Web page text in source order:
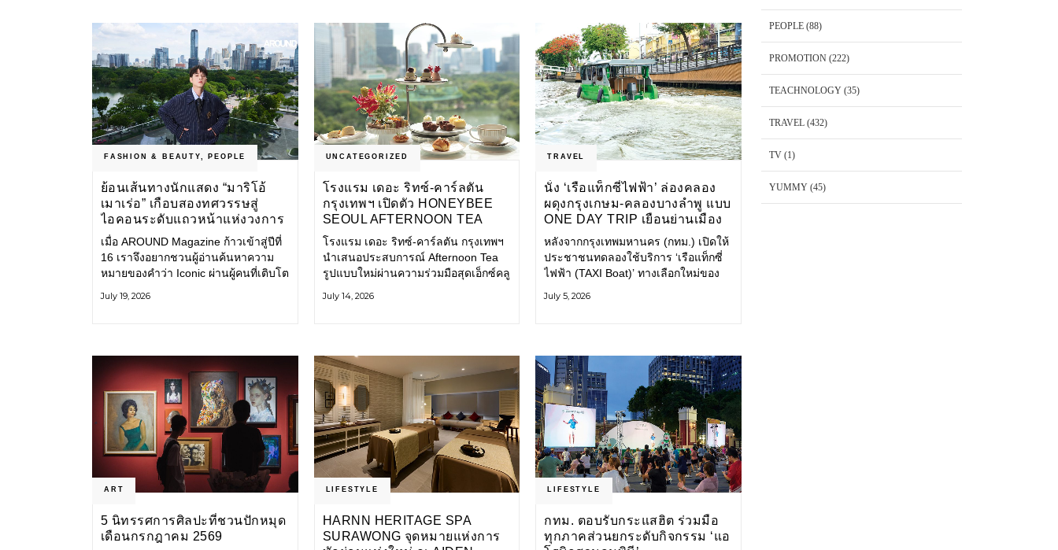
เป็นส่วนหนึ่งของการเดินทาง ทั้งงาน
บริการ สิ่งอำนวยความสะดวก
Nike
FASHION & BEAUTY PEOPLE
ย้อนเส้นทางนักแสดง “มาริโอ้
เมาเร่อ” เกือบสองทศวรรษสู่
ไอคอนระดับแถวหน้าแห่งวงการ
บันเทิงไทย
เมื่อ AROUND Magazine ก้าวเข้าสู่ปีที่
16 เราจึงอยากชวนผู้อ่านค้นหาความ
หมายของคำว่า Iconic ผ่านผู้คนที่เติบโต
ตนไว้อย่างมั่นคง หนึ่งในนั้นคือ มาริโอ้
July 19, 2026
UNCATEGORIZED
โรงแรม เดอะ ริทซ์-คาร์ลตัน
กรุงเทพฯ เปิดตัว HONEYBEE
SEOUL AFTERNOON TEA
COLLABORATION ณ คาเลโอ
(CALEŌ) ชวนสัมผัสเสน่ห์ของ
ขนมหวานร่วมสมัยจากกรุงโซล
โรงแรม เดอะ ริทซ์-คาร์ลตัน กรุงเทพฯ
นำเสนอประสบการณ์ Afternoon Tea
รูปแบบใหม่ผ่านความร่วมมือสุดเอ็กซ์คลู
หวานสไตล์ฝรั่งเศสร่วมสมัยชื่อดังจาก
July 14, 2026
TRAVEL
นั่ง ‘เรือแท็กซี่ไฟฟ้า’ ล่องคลอง
ผดุงกรุงเกษม-คลองบางลำพู แบบ
ONE DAY TRIP เยือนย่านเมือง
เก่า เที่ยววิถีสโลว์ไลฟ์แบบรักษ์
โลก
หลังจากกรุงเทพมหานคร (กทม.) เปิดให้
ประชาชนทดลองใช้บริการ ‘เรือแท็กซี่
ไฟฟ้า (TAXI Boat)’ ทางเลือกใหม่ของ
และเป็นมิตรกับสิ่งแวดล้อม ผ่าน
July 5, 2026
ART
5 นิทรรศการศิลปะที่ชวนปักหมุด
เดือนกรกฎาคม 2569
LIFESTYLE
HARNN HERITAGE SPA
SURAWONG จุดหมายแห่งการ
LIFESTYLE
กทม. ตอบรับกระแสฮิต ร่วมมือ
ทุกภาคส่วนยกระดับกิจกรรม ‘แอ
PEOPLE (88)
PROMOTION (222)
TEACHNOLOGY (35)
TRAVEL (432)
TV (1)
YUMMY (45)